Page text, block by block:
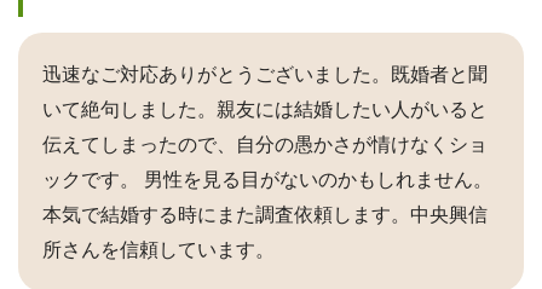
迅速なご対応ありがとうございました。既婚者と聞
いて絶句しました。親友には結婚したい人がいると
伝えてしまったので、自分の愚かさが情けなくショ
ックです。 男性を見る目がないのかもしれません。
本気で結婚する時にまた調査依頼します。中央興信
所さんを信頼しています。